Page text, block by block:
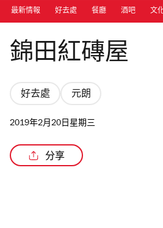
最新情報 好去處 餐廳 酒吧 文
Photograph: EC
錦田紅磚屋
好去處 元朗
2019年2月20日星期三
分享